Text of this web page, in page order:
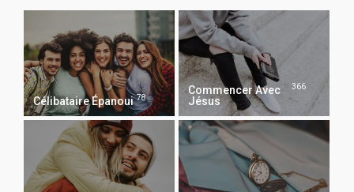
Célibataire Épanoui 78
Commencer Avec
Jésus
366